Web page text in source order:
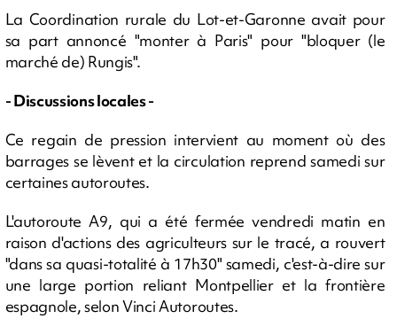
La Coordination rurale du Lot-et-Garonne avait pour
sa part annoncé "monter à Paris" pour "bloquer (le
marché de) Rungis".
- Discussions locales -
Ce regain de pression intervient au moment où des
barrages se lèvent et la circulation reprend samedi sur
certaines autoroutes.
L'autoroute A9, qui a été fermée vendredi matin en
raison d'actions des agriculteurs sur le tracé, a rouvert
"dans sa quasi-totalité à 17h30" samedi, c'est-à-dire sur
une large portion reliant Montpellier et la frontière
espagnole, selon Vinci Autoroutes.